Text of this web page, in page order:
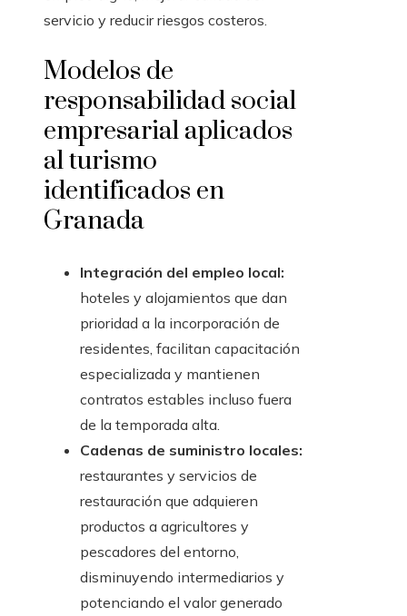
servicio y reducir riesgos costeros.
Modelos de
responsabilidad social
empresarial aplicados
al turismo
identificados en
Granada
Integración del empleo local:
hoteles y alojamientos que dan
prioridad a la incorporación de
residentes, facilitan capacitación
especializada y mantienen
contratos estables incluso fuera
de la temporada alta.
Cadenas de suministro locales:
restaurantes y servicios de
restauración que adquieren
productos a agricultores y
pescadores del entorno,
disminuyendo intermediarios y
potenciando el valor generado